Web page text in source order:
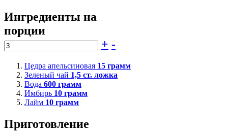
Ингредиенты на
порции
+ -
Цедра апельсиновая 15 грамм
Зеленый чай 1,5 ст. ложка
Вода 600 грамм
Имбирь 10 грамм
Лайм 10 грамм
Приготовление